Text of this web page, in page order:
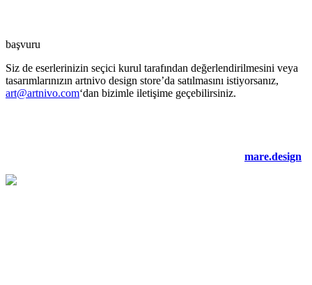
başvuru
Siz de eserlerinizin seçici kurul tarafından değerlendirilmesini veya
tasarımlarınızın artnivo design store’da satılmasını istiyorsanız,
art@artnivo.com‘dan bizimle iletişime geçebilirsiniz.
mare.design